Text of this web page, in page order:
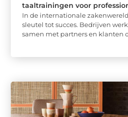
taaltrainingen voor
In de internationale
sleutel tot succes. Bedrijven
samen met partners en klanten